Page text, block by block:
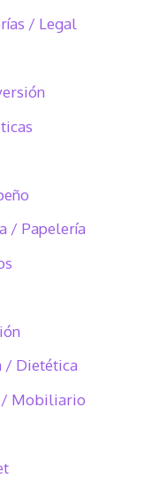
/ Legal
/ Papelería
/ Dietética
/ Mobiliario